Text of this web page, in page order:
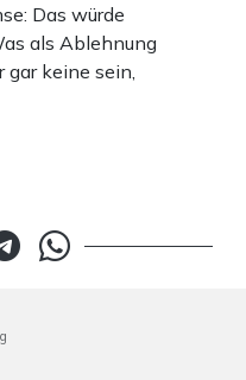
Das würde
als Ablehnung
keine sein,